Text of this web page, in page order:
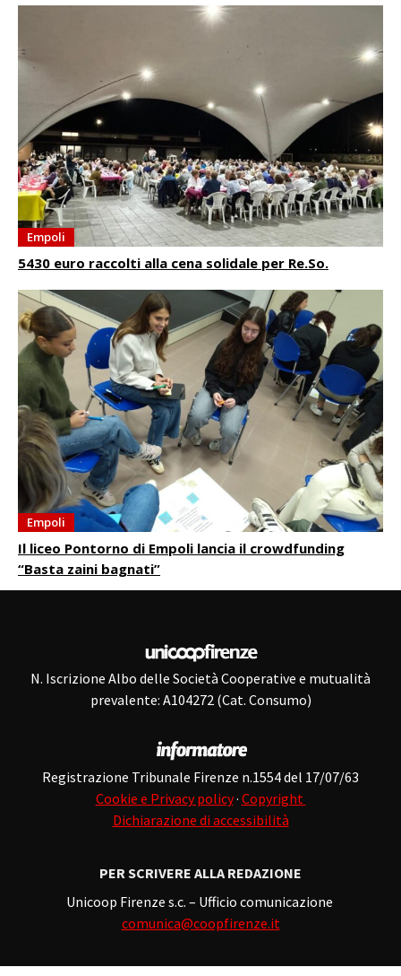
Empoli
5430 euro raccolti alla cena solidale per Re.So.
Empoli
Il liceo Pontorno di Empoli lancia il crowdfunding
“Basta zaini bagnati”
N. Iscrizione Albo delle Società Cooperative e mutualità
prevalente: A104272 (Cat. Consumo)
Registrazione Tribunale Firenze n.1554 del 17/07/63
Cookie e Privacy policy· Copyright
Dichiarazione di accessibilità
PER SCRIVERE ALLA REDAZIONE
Unicoop Firenze s.c. – Ufficio comunicazione
comunica@coopfirenze.it